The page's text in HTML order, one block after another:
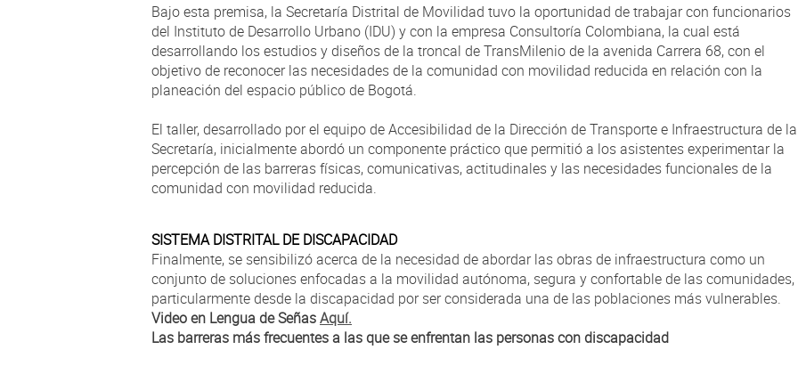
Bajo esta premisa, la Secretaría Distrital de Movilidad tuvo la oportunidad de trabajar con funcionarios
del Instituto de Desarrollo Urbano (IDU) y con la empresa Consultoría Colombiana, la cual está
desarrollando los estudios y diseños de la troncal de TransMilenio de la avenida Carrera 68, con el
objetivo de reconocer las necesidades de la comunidad con movilidad reducida en relación con la
planeación del espacio público de Bogotá.
El taller, desarrollado por el equipo de Accesibilidad de la Dirección de Transporte e Infraestructura de la
Secretaría, inicialmente abordó un componente práctico que permitió a los asistentes experimentar la
percepción de las barreras físicas, comunicativas, actitudinales y las necesidades funcionales de la
comunidad con movilidad reducida.
SISTEMA DISTRITAL DE DISCAPACIDAD
Finalmente, se sensibilizó acerca de la necesidad de abordar las obras de infraestructura como un
conjunto de soluciones enfocadas a la movilidad autónoma, segura y confortable de las comunidades,
particularmente desde la discapacidad por ser considerada una de las poblaciones más vulnerables.
Video en Lengua de SeñasAquí.
Las barreras más frecuentes a las que se enfrentan las personas con discapacidad